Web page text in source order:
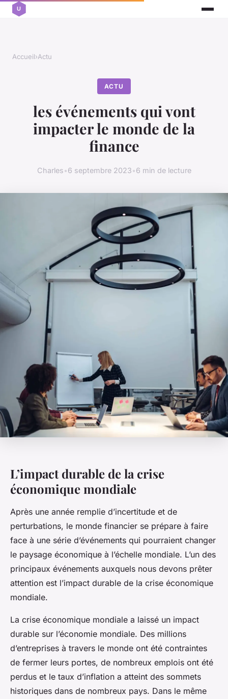
Accueil›Actu
ACTU
les événements qui vont
impacter le monde de la
finance
Charles•6 septembre 2023•6 min de lecture
L’impact durable de la crise
économique mondiale
Après une année remplie d’incertitude et de
perturbations, le monde financier se prépare à faire
face à une série d’événements qui pourraient changer
le paysage économique à l’échelle mondiale. L’un des
principaux événements auxquels nous devons prêter
attention est l’impact durable de la crise économique
mondiale.
La crise économique mondiale a laissé un impact
durable sur l’économie mondiale. Des millions
d’entreprises à travers le monde ont été contraintes
de fermer leurs portes, de nombreux emplois ont été
perdus et le taux d’inflation a atteint des sommets
historiques dans de nombreux pays. Dans le même